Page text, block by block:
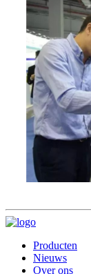
Producten
Nieuws
Over ons